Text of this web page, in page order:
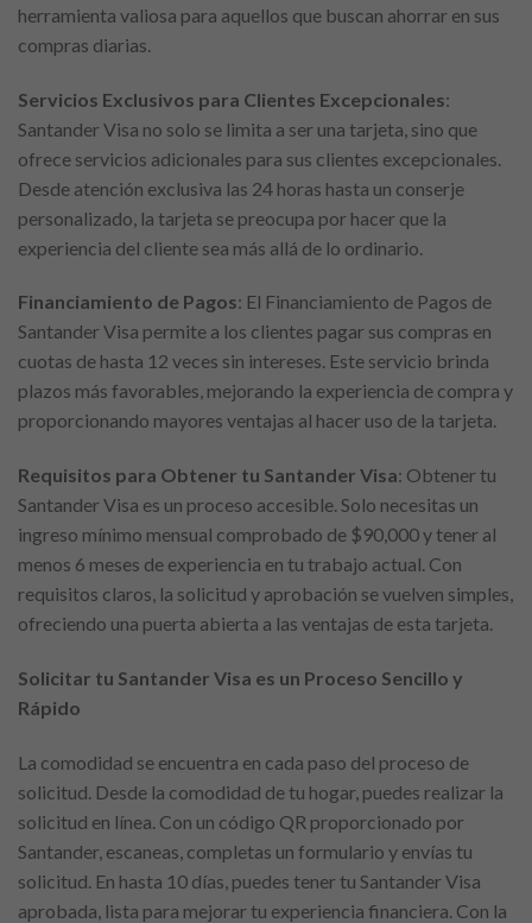
herramienta valiosa para aquellos que buscan ahorrar en sus
compras diarias.
Servicios Exclusivos para Clientes Excepcionales:
Santander Visa no solo se limita a ser una tarjeta, sino que
ofrece servicios adicionales para sus clientes excepcionales.
Desde atención exclusiva las 24 horas hasta un conserje
personalizado, la tarjeta se preocupa por hacer que la
experiencia del cliente sea más allá de lo ordinario.
Financiamiento de Pagos: El Financiamiento de Pagos de
Santander Visa permite a los clientes pagar sus compras en
cuotas de hasta 12 veces sin intereses. Este servicio brinda
plazos más favorables, mejorando la experiencia de compra y
proporcionando mayores ventajas al hacer uso de la tarjeta.
Requisitos para Obtener tu Santander Visa: Obtener tu
Santander Visa es un proceso accesible. Solo necesitas un
ingreso mínimo mensual comprobado de $90,000 y tener al
menos 6 meses de experiencia en tu trabajo actual. Con
requisitos claros, la solicitud y aprobación se vuelven simples,
ofreciendo una puerta abierta a las ventajas de esta tarjeta.
Solicitar tu Santander Visa es un Proceso Sencillo y
Rápido
La comodidad se encuentra en cada paso del proceso de
solicitud. Desde la comodidad de tu hogar, puedes realizar la
solicitud en línea. Con un código QR proporcionado por
Santander, escaneas, completas un formulario y envías tu
solicitud. En hasta 10 días, puedes tener tu Santander Visa
aprobada, lista para mejorar tu experiencia financiera. Con la